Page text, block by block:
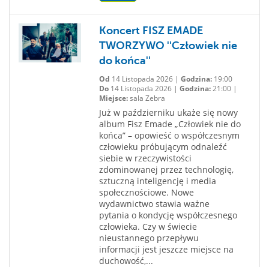
Koncert FISZ EMADE
TWORZYWO ''Człowiek nie
do końca''
Od 14 Listopada 2026 | Godzina:19:00
Do14 Listopada 2026 | Godzina:21:00 |
Miejsce:sala Zebra
Już w październiku ukaże się nowy
album Fisz Emade „Człowiek nie do
końca” – opowieść o współczesnym
człowieku próbującym odnaleźć
siebie w rzeczywistości
zdominowanej przez technologię,
sztuczną inteligencję i media
społecznościowe. Nowe
wydawnictwo stawia ważne
pytania o kondycję współczesnego
człowieka. Czy w świecie
nieustannego przepływu
informacji jest jeszcze miejsce na
duchowość,...